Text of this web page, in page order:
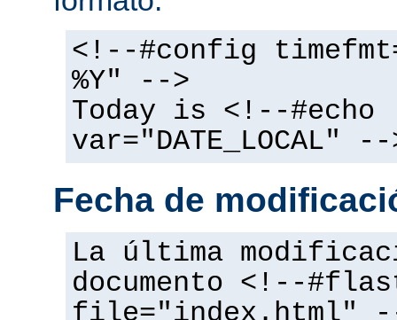
<!--#config
%Y" -->
Today is <!--#echo
var="DATE_LOCAL" --
Fecha de
La última
documento <!--